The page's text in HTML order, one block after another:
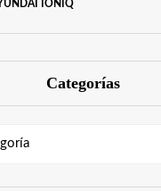
IONIQ
Categorías